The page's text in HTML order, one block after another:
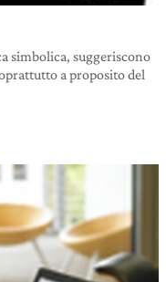
simbolica, suggeriscono
a proposito del